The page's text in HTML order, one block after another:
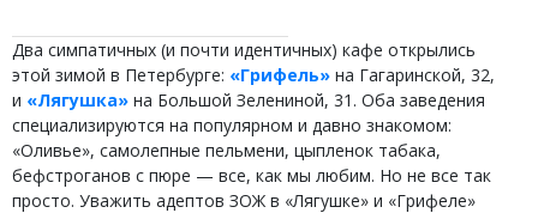
Два симпатичных (и почти идентичных) кафе открылись
этой зимой в Петербурге: «Грифель» на Гагаринской, 32,
и «Лягушка» на Большой Зелениной, 31. Оба заведения
специализируются на популярном и давно знакомом:
«Оливье», самолепные пельмени, цыпленок табака,
бефстроганов с пюре — все, как мы любим. Но не все так
просто. Уважить адептов ЗОЖ в «Лягушке» и «Грифеле»